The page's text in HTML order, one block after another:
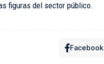
figuras del sector público.
Facebook